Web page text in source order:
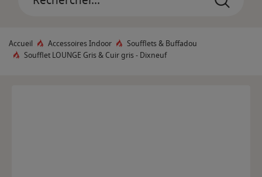
Accueil Accessoires Indoor
Soufflets & Buffadou
Soufflet LOUNGE Gris & Cuir gris - Dixneuf